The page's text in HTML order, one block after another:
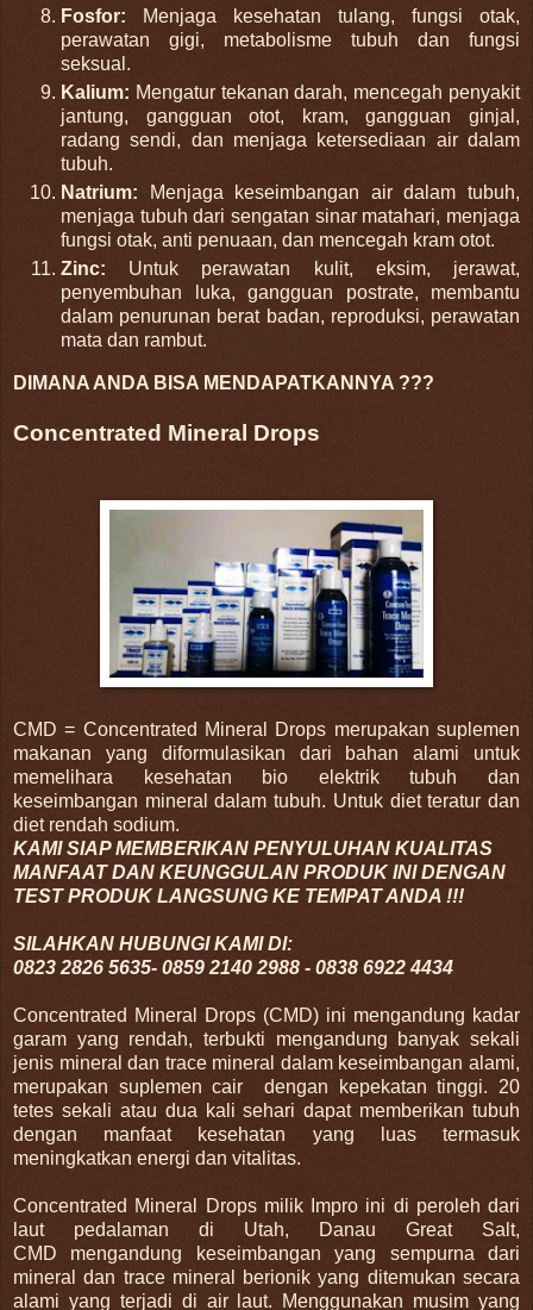
Fosfor:
Menjaga kesehatan tulang, fungsi otak,
perawatan gigi, metabolisme tubuh dan fungsi
seksual.
Kalium: Mengatur tekanan darah, mencegah penyakit
jantung, gangguan otot, kram, gangguan ginjal,
radang sendi, dan menjaga ketersediaan air dalam
tubuh.
Natrium:
Menjaga keseimbangan air dalam tubuh,
menjaga tubuh dari sengatan sinar matahari, menjaga
fungsi otak, anti penuaan, dan mencegah kram otot.
Zinc: Untuk perawatan kulit, eksim, jerawat,
penyembuhan luka, gangguan postrate, membantu
dalam penurunan berat badan, reproduksi, perawatan
mata dan rambut.
DIMANA ANDA BISA MENDAPATKANNYA ???
Concentrated Mineral Drops
CMD = Concentrated Mineral Drops merupakan suplemen
makanan yang diformulasikan dari bahan alami untuk
memelihara kesehatan bio elektrik tubuh dan
keseimbangan mineral dalam tubuh. Untuk diet teratur dan
diet rendah sodium.
KAMI SIAP MEMBERIKAN PENYULUHAN KUALITAS
MANFAAT DAN KEUNGGULAN PRODUK INI DENGAN
TEST PRODUK LANGSUNG KE TEMPAT ANDA !!!
SILAHKAN HUBUNGI KAMI DI:
0823 2826 5635- 0859 2140 2988 - 0838 6922 4434
Concentrated Mineral Drops (CMD) ini mengandung kadar
garam yang rendah, terbukti mengandung banyak sekali
jenis mineral dan trace mineral dalam keseimbangan alami,
merupakan suplemen cair dengan kepekatan tinggi. 20
tetes sekali atau dua kali sehari dapat memberikan tubuh
dengan manfaat kesehatan yang luas termasuk
meningkatkan energi dan vitalitas.
Concentrated Mineral Drops milik Impro ini di peroleh dari
laut pedalaman di Utah, Danau Great Salt,
CMD mengandung keseimbangan yang sempurna dari
mineral dan trace mineral berionik yang ditemukan secara
alami yang terjadi di air laut. Menggunakan musim yang